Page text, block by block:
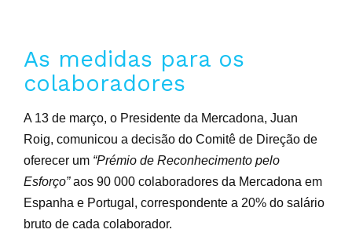
As medidas para os
colaboradores
A 13 de março, o Presidente da Mercadona, Juan
Roig, comunicou a decisão do Comitê de Direção de
oferecer um “Prémio de Reconhecimento pelo
Esforço”aos 90 000 colaboradores da Mercadona em
Espanha e Portugal, correspondente a 20% do salário
bruto de cada colaborador.